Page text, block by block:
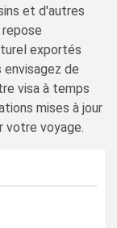
et d'autres
repose
exportés
envisagez de
visa à temps
mises à jour
votre voyage.